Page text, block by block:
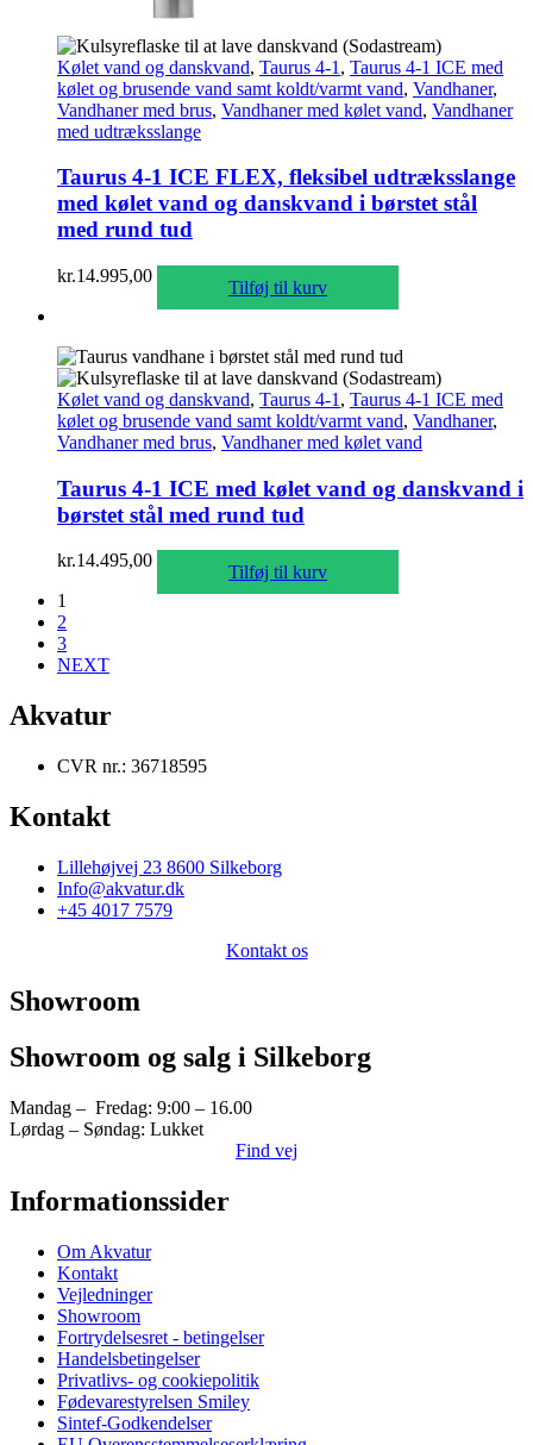
Kølet vand og danskvand, Taurus 4-1 , Taurus 4-1 ICE med
kølet og brusende vand samt koldt/varmt vand, Vandhaner,
Vandhaner med brus, Vandhaner med kølet vand, Vandhaner
med udtræksslange
Taurus 4-1 ICE FLEX, fleksibel udtræksslange
med kølet vand og danskvand i børstet stål
med rund tud
kr.14.995,00
Tilføj til kurv
Kølet vand og danskvand, Taurus 4-1 , Taurus 4-1 ICE med
kølet og brusende vand samt koldt/varmt vand, Vandhaner,
Vandhaner med brus, Vandhaner med kølet vand
Taurus 4-1 ICE med kølet vand og danskvand i
børstet stål med rund tud
kr.14.495,00
Tilføj til kurv
1
2
3
NEXT
Akvatur
CVR nr.: 36718595
Kontakt
Lillehøjvej 23 8600 Silkeborg
Info@akvatur.dk
+45 4017 7579
Kontakt os
Showroom
Showroom og salg i Silkeborg
Mandag – Fredag: 9:00 – 16.00
Lørdag – Søndag: Lukket
Find vej
Informationssider
Om Akvatur
Kontakt
Vejledninger
Showroom
Fortrydelsesret - betingelser
Handelsbetingelser
Privatlivs- og cookiepolitik
Fødevarestyrelsen Smiley
Sintef-Godkendelser